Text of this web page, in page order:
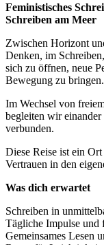
Feministisches
Schreiben am Meer
Zwischen Horizont
Denken, im
sich zu öffnen, neue
Bewegung zu bringen.
Im Wechsel von
begleiten wir
verbunden.
Diese Reise ist ein
Vertrauen in den
Was dich erwartet
Schreiben in
Tägliche Impulse und
Gemeinsames Lesen